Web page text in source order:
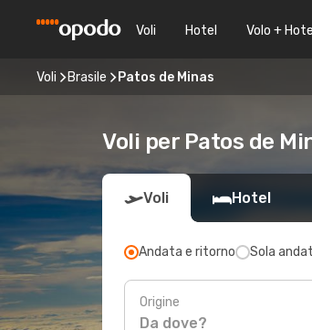
Voli Hotel Volo + Hotel
Voli Brasile Patos de Minas
Voli per Patos de
Voli Hotel
Andata e ritorno Sola
Origine